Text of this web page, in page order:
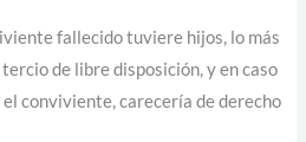
fallecido tuviere hijos, lo más
de libre disposición, y en caso
conviviente, carecería de derecho